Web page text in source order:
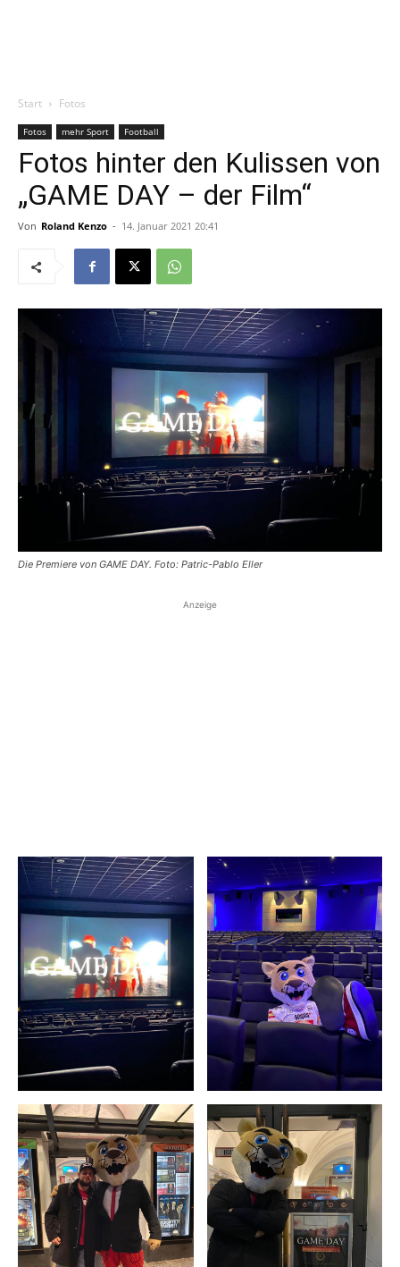
Start Fotos
Fotos mehr Sport Football
Fotos hinter den Kulissen von
„GAME DAY – der Film“
Von Roland Kenzo - 14. Januar 2021 20:41
Die Premiere von GAME DAY. Foto: Patric-Pablo Eller
Anzeige